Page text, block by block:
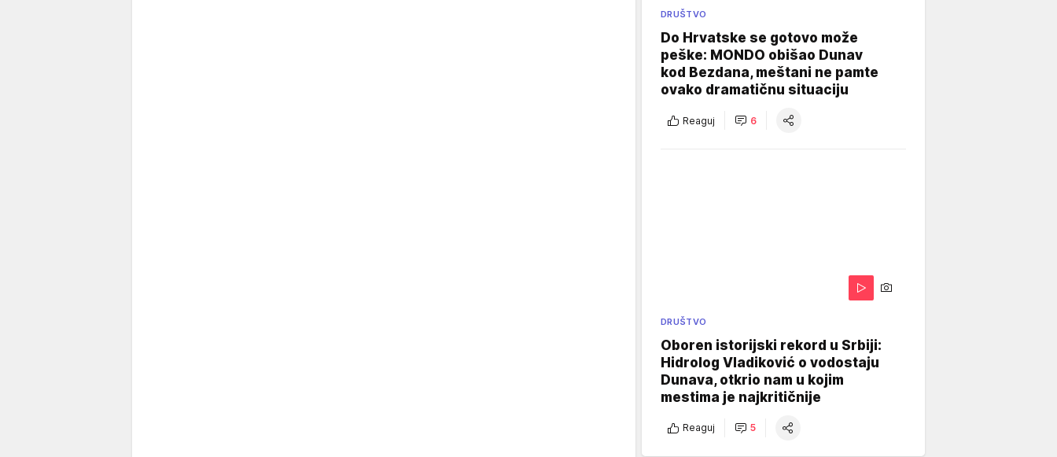
DRUŠTVO
Do Hrvatske se gotovo može
peške: MONDO obišao Dunav
kod Bezdana, meštani ne pamte
ovako dramatičnu situaciju
Reaguj 6
DRUŠTVO
Oboren istorijski rekord u Srbiji:
Hidrolog Vladiković o vodostaju
Dunava, otkrio nam u kojim
mestima je najkritičnije
Reaguj 5